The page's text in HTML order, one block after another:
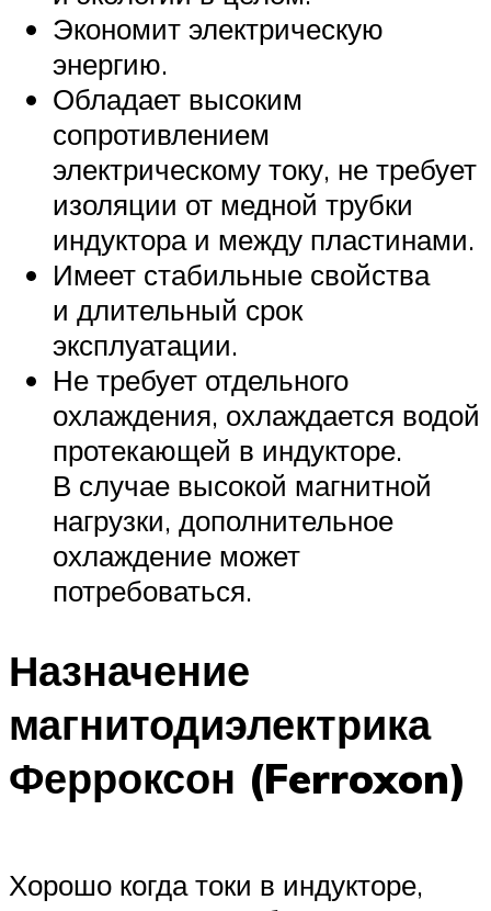
Экономит электрическую
энергию.
Обладает высоким
сопротивлением
электрическому току, не требует
изоляции от медной трубки
индуктора и между пластинами.
Имеет стабильные свойства
и длительный срок
эксплуатации.
Не требует отдельного
охлаждения, охлаждается водой
протекающей в индукторе.
В случае высокой магнитной
нагрузки, дополнительное
охлаждение может
потребоваться.
Назначение
магнитодиэлектрика
Ферроксон (Ferroxon)
Хорошо когда токи в индукторе,